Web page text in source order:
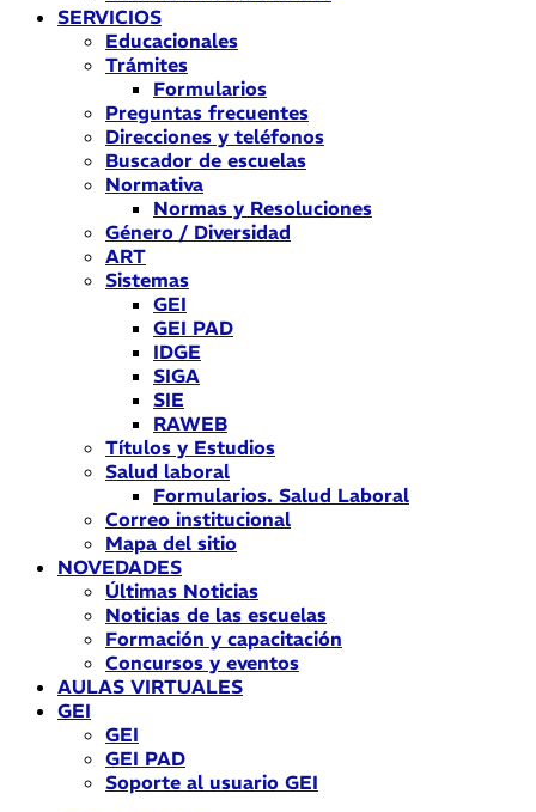
SERVICIOS
Educacionales
Trámites
Formularios
Preguntas frecuentes
Direcciones y teléfonos
Buscador de escuelas
Normativa
Normas y Resoluciones
Género / Diversidad
ART
Sistemas
GEI
GEI PAD
IDGE
SIGA
SIE
RAWEB
Títulos y Estudios
Salud laboral
Formularios. Salud Laboral
Correo institucional
Mapa del sitio
NOVEDADES
Últimas Noticias
Noticias de las escuelas
Formación y capacitación
Concursos y eventos
AULAS VIRTUALES
GEI
GEI
GEI PAD
Soporte al usuario GEI